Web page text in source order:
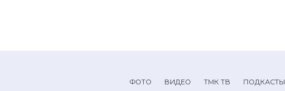
ФОТО ВИДЕО ТМК ТВ ПОДКАСТЫ